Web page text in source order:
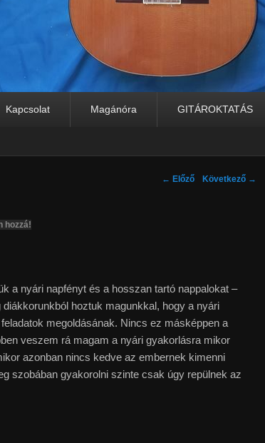
Kapcsolat Magánóra GITÁROKTATÁS
Post navigation
← Előző Következő →
hozzá!
a nyári napfényt és a hosszan tartó nappalokat –
hoztuk magunkkal, hogy a nyári
megoldásának. Nincs ez másképpen a
veszem rá magam a nyári gyakorlásra mikor
azonban nincs kedve az embernek kimenni
szobában gyakorolni szinte csak úgy repülnek az